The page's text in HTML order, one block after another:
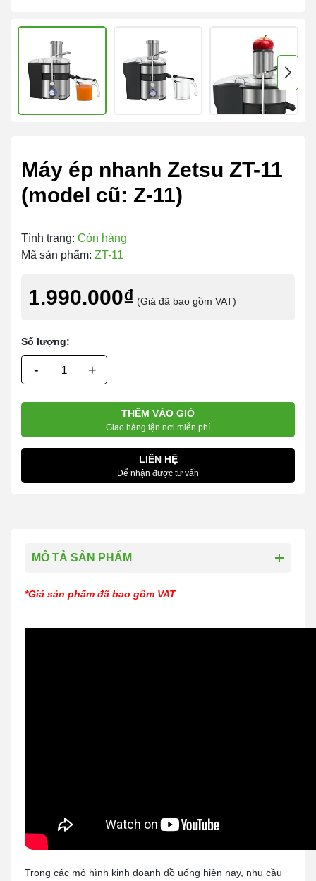
Máy ép nhanh Zetsu ZT-11
(model cũ: Z-11)
Tình trạng: Còn hàng
Mã sản phẩm: ZT-11
1.990.000₫ (Giá đã bao gồm VAT)
Số lượng:
- +
THÊM VÀO GIỎ
Giao hàng tận nơi miễn phí
LIÊN HỆ
Để nhận được tư vấn
MÔ TẢ SẢN PHẨM
*Giá sản phẩm đã bao gồm VAT
Trong các mô hình kinh doanh đồ uống hiện nay, nhu cầu